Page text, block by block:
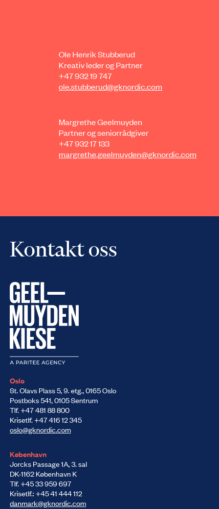
Ole Henrik Stubberud
Kreativ leder og Partner
+47 932 19 747
ole.stubberud@gknordic.com
Margrethe Geelmuyden
Partner og seniorrådgiver
+47 932 17 133
margrethe.geelmuyden@gknordic.com
Kontakt oss
Oslo
St. Olavs Plass 5, 9. etg., 0165 Oslo
Postboks 541, 0105 Sentrum
Tlf. +47 481 88 800
Krisetlf. +47 416 12 345
oslo@gknordic.com
København
Jorcks Passage 1A, 3. sal
DK-1162 København K
Tlf. +45 33 959 697
Krisetlf.: +45 41 444 112
danmark@gknordic.com